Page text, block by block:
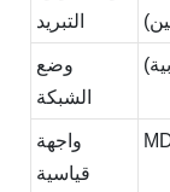
التبريد
وضع
الشبكة
واجهة
قياسية